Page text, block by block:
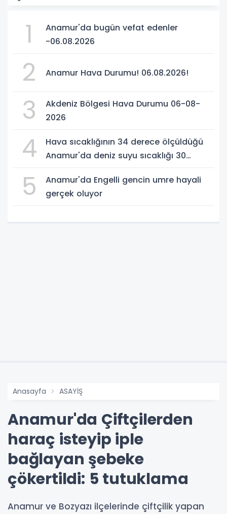
1
Anamur'da bugün vefat edenler
-06.08.2026
2 Anamur Hava Durumu! 06.08.2026!
3
Akdeniz Bölgesi Hava Durumu 06-08-
2026
4
Hava sıcaklığının 34 derece ölçüldüğü
Anamur'da deniz suyu sıcaklığı 30
5
Anamur'da Engelli gencin umre hayali
gerçek oluyor
Anasayfa ASAYİŞ
Anamur'da Çiftçilerden
haraç isteyip iple
bağlayan şebeke
çökertildi: 5 tutuklama
Anamur ve Bozyazı ilçelerinde çiftçilik yapan